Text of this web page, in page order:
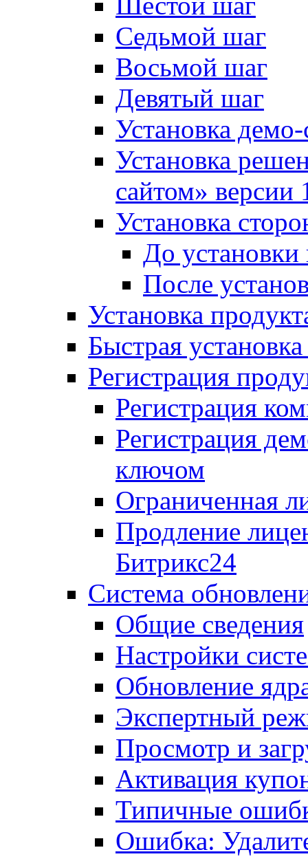
Седьмой шаг
Восьмой шаг
Девятый шаг
Установка
Установка
сайтом»
Установка
До установки
После
Установка
Быстрая
Регистрация
Регистрация
Регистрация
ключом
Ограниченная
Продление
Битрикс24
Система
Общие сведения
Настройки
Обновление
Экспертный
Просмотр и
Активация
Типичные
Ошибка: